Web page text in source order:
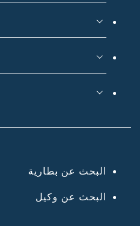
البحث عن بطارية
البحث عن وكيل